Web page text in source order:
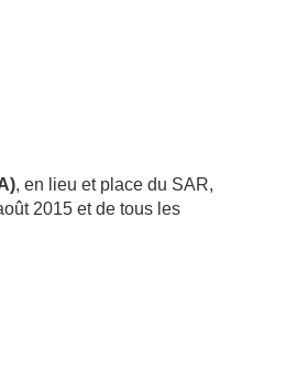
, en lieu et place du SAR,
2015 et de tous les